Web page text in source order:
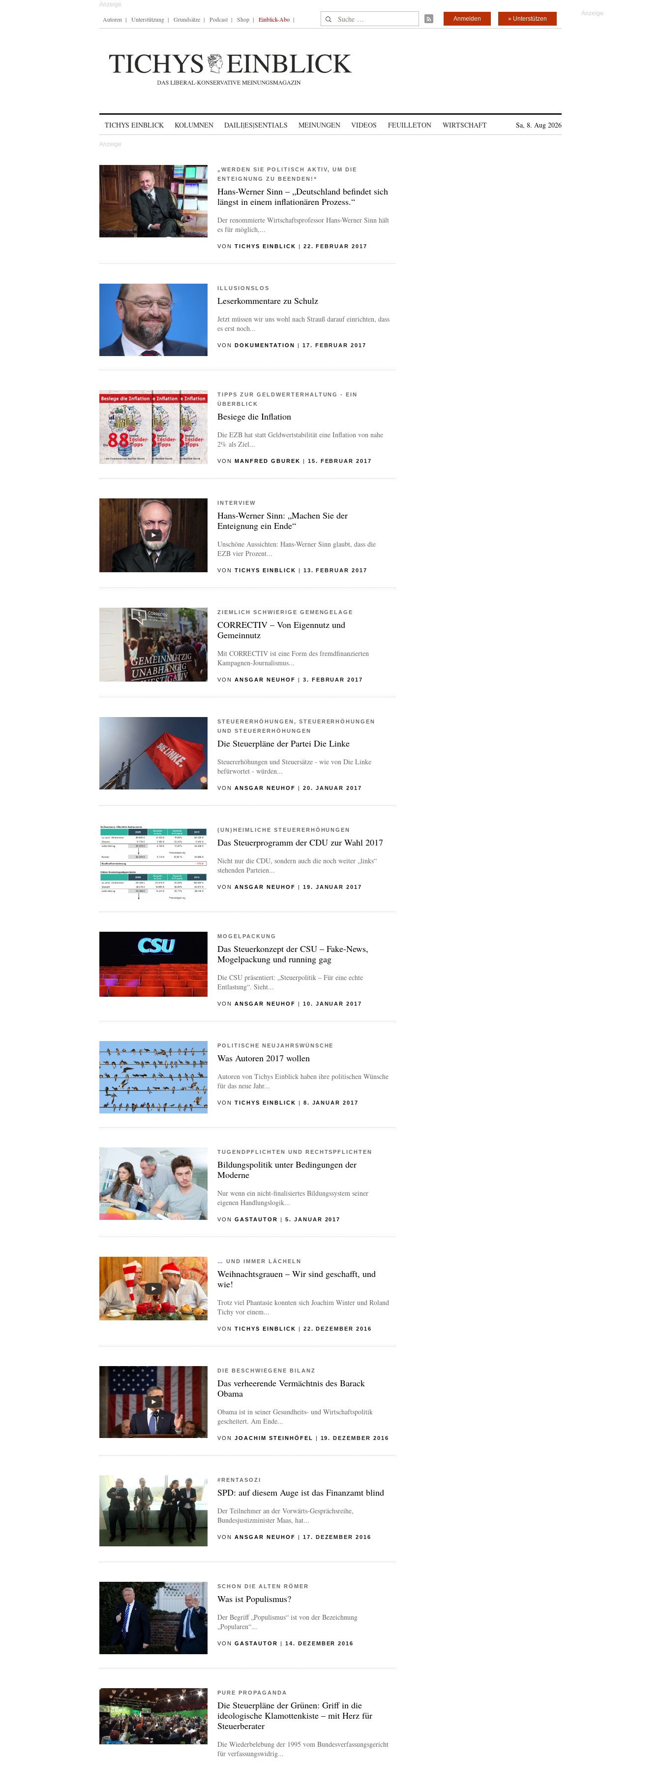
Autoren Unterstützung Grundsätze Podcast Shop Einblick-Abo Suche nach: » Unterstützen
Anmelden
TICHYS EINBLICK KOLUMNEN DAILI|ES|SENTIALS MEINUNGEN VIDEOS FEUILLETON WIRTSCHAFT Sa, 8. Aug 2026
„WERDEN SIE POLITISCH AKTIV, UM DIE
ENTEIGNUNG ZU BEENDEN!“
Hans-Werner Sinn – „Deutschland befindet sich
längst in einem inflationären Prozess.“
Der renommierte Wirtschaftsprofessor Hans-Werner Sinn hält
es für möglich,...
VON TICHYS EINBLICK | 22. FEBRUAR 2017
ILLUSIONSLOS
Leserkommentare zu Schulz
Jetzt müssen wir uns wohl nach Strauß darauf einrichten, dass
es erst noch...
VON DOKUMENTATION | 17. FEBRUAR 2017
TIPPS ZUR GELDWERTERHALTUNG - EIN
ÜBERBLICK
Besiege die Inflation
Die EZB hat statt Geldwertstabilität eine Inflation von nahe
2% als Ziel...
VON MANFRED GBUREK | 15. FEBRUAR 2017
INTERVIEW
Hans-Werner Sinn: „Machen Sie der
Enteignung ein Ende“
Unschöne Aussichten: Hans-Werner Sinn glaubt, dass die
EZB vier Prozent...
VON TICHYS EINBLICK | 13. FEBRUAR 2017
ZIEMLICH SCHWIERIGE GEMENGELAGE
CORRECTIV – Von Eigennutz und
Gemeinnutz
Mit CORRECTIV ist eine Form des fremdfinanzierten
Kampagnen-Journalismus...
VON ANSGAR NEUHOF | 3. FEBRUAR 2017
STEUERERHÖHUNGEN, STEUERERHÖHUNGEN
UND STEUERERHÖHUNGEN
Die Steuerpläne der Partei Die Linke
Steuererhöhungen und Steuersätze - wie von Die Linke
befürwortet - würden...
VON ANSGAR NEUHOF | 20. JANUAR 2017
(UN)HEIMLICHE STEUERERHÖHUNGEN
Das Steuerprogramm der CDU zur Wahl 2017
Nicht nur die CDU, sondern auch die noch weiter „links“
stehenden Parteien...
VON ANSGAR NEUHOF | 19. JANUAR 2017
MOGELPACKUNG
Das Steuerkonzept der CSU – Fake-News,
Mogelpackung und running gag
Die CSU präsentiert: „Steuerpolitik – Für eine echte
Entlastung“. Sieht...
VON ANSGAR NEUHOF | 10. JANUAR 2017
POLITISCHE NEUJAHRSWÜNSCHE
Was Autoren 2017 wollen
Autoren von Tichys Einblick haben ihre politischen Wünsche
für das neue Jahr...
VON TICHYS EINBLICK | 8. JANUAR 2017
TUGENDPFLICHTEN UND RECHTSPFLICHTEN
Bildungspolitik unter Bedingungen der
Moderne
Nur wenn ein nicht-finalisiertes Bildungssystem seiner
eigenen Handlungslogik...
VON GASTAUTOR | 5. JANUAR 2017
… UND IMMER LÄCHELN
Weihnachtsgrauen – Wir sind geschafft, und
wie!
Trotz viel Phantasie konnten sich Joachim Winter und Roland
Tichy vor einem...
VON TICHYS EINBLICK | 22. DEZEMBER 2016
DIE BESCHWIEGENE BILANZ
Das verheerende Vermächtnis des Barack
Obama
Obama ist in seiner Gesundheits- und Wirtschaftspolitik
gescheitert. Am Ende...
VON JOACHIM STEINHÖFEL | 19. DEZEMBER 2016
#RENTASOZI
SPD: auf diesem Auge ist das Finanzamt blind
Der Teilnehmer an der Vorwärts-Gesprächsreihe,
Bundesjustizminister Maas, hat...
VON ANSGAR NEUHOF | 17. DEZEMBER 2016
SCHON DIE ALTEN RÖMER
Was ist Populismus?
Der Begriff „Populismus“ ist von der Bezeichnung
„Popularen“...
VON GASTAUTOR | 14. DEZEMBER 2016
PURE PROPAGANDA
Die Steuerpläne der Grünen: Griff in die
ideologische Klamottenkiste – mit Herz für
Steuerberater
Die Wiederbelebung der 1995 vom Bundesverfassungsgericht
für verfassungswidrig...